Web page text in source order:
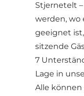
Stjernetelt
werden, wo
geeignet
sitzende
7
Lage in
Alle